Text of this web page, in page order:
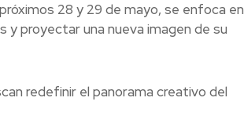
28 y 29 de mayo, se enfoca en
y proyectar una nueva imagen de su
redefinir el panorama creativo del